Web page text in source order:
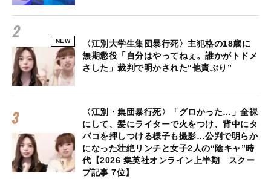
NEW
〈江別大学生集団暴行死〉主犯格の18歳に
無期懲役「自分はやってねぇ。誰かがトドメ
さした」裁判で明かされた“他責ぶり”
〈江別・集団暴行死〉「グロかった…」全裸
にして、髪にライターで火をつけ、背中にタ
バコを押しつける様子も撮影…公判で明らか
になった壮絶リンチと女子2人の“陰キャ”時
代【2026 集英社オンライン上半期 スクー
プ記事 7位】